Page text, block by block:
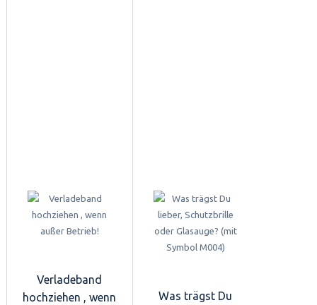
Verladeband
hochziehen , wenn
Was trägst Du